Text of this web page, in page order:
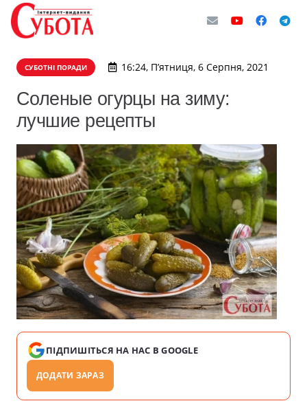
СУБОТНІ ПОРАДИ 16:24, П’ятниця, 6 Серпня, 2021
Соленые огурцы на зиму:
лучшие рецепты
ПІДПИШІТЬСЯ НА НАС В GOOGLE
ДОДАТИ ЗАРАЗ